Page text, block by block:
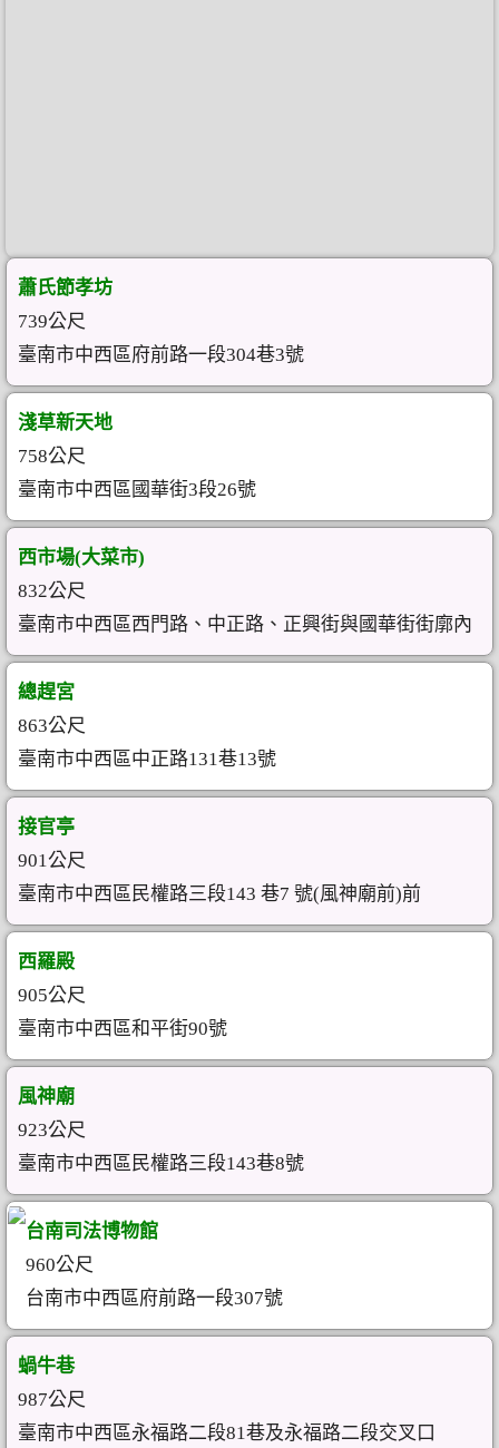
蕭氏節孝坊
739公尺
臺南市中西區府前路一段304巷3號
淺草新天地
758公尺
臺南市中西區國華街3段26號
西市場(大菜市)
832公尺
臺南市中西區西門路、中正路、正興街與國華街街廓內
總趕宮
863公尺
臺南市中西區中正路131巷13號
接官亭
901公尺
臺南市中西區民權路三段143 巷7 號(風神廟前)前
西羅殿
905公尺
臺南市中西區和平街90號
風神廟
923公尺
臺南市中西區民權路三段143巷8號
台南司法博物館
960公尺
台南市中西區府前路一段307號
蝸牛巷
987公尺
臺南市中西區永福路二段81巷及永福路二段交叉口